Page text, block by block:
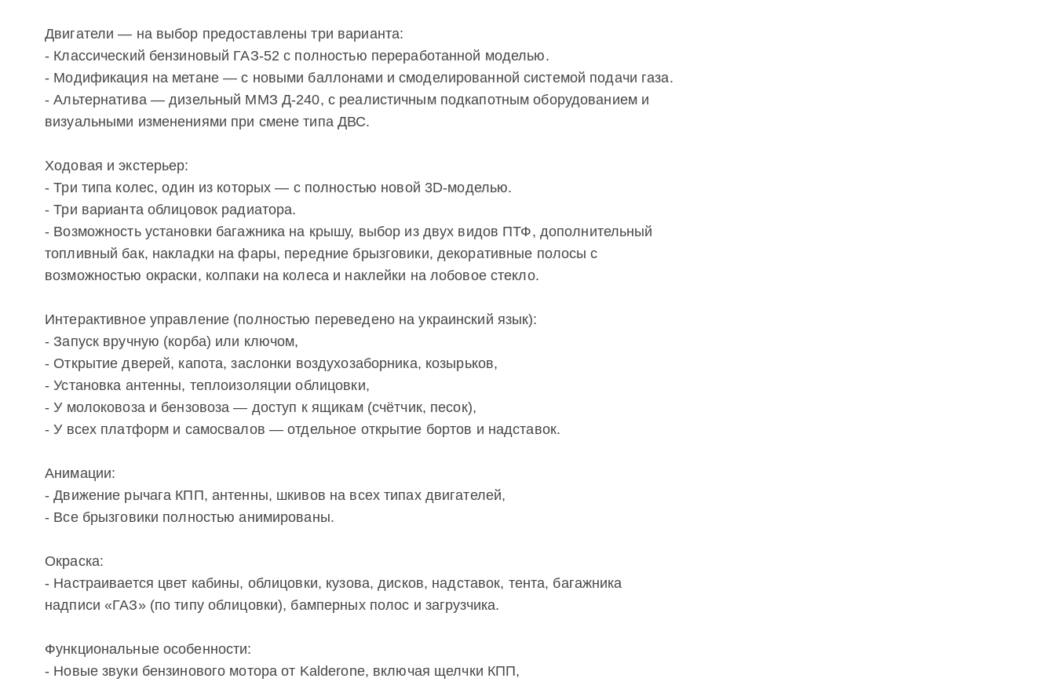
Двигатели — на выбор предоставлены три варианта:
- Классический бензиновый ГАЗ-52 с полностью переработанной моделью.
- Модификация на метане — с новыми баллонами и смоделированной системой подачи газа.
- Альтернатива — дизельный ММЗ Д-240, с реалистичным подкапотным оборудованием и
визуальными изменениями при смене типа ДВС.
Ходовая и экстерьер:
- Три типа колес, один из которых — с полностью новой 3D-моделью.
- Три варианта облицовок радиатора.
- Возможность установки багажника на крышу, выбор из двух видов ПТФ, дополнительный
топливный бак, накладки на фары, передние брызговики, декоративные полосы с
возможностью окраски, колпаки на колеса и наклейки на лобовое стекло.
Интерактивное управление (полностью переведено на украинский язык):
- Запуск вручную (корба) или ключом,
- Открытие дверей, капота, заслонки воздухозаборника, козырьков,
- Установка антенны, теплоизоляции облицовки,
- У молоковоза и бензовоза — доступ к ящикам (счётчик, песок),
- У всех платформ и самосвалов — отдельное открытие бортов и надставок.
Анимации:
- Движение рычага КПП, антенны, шкивов на всех типах двигателей,
- Все брызговики полностью анимированы.
Окраска:
- Настраивается цвет кабины, облицовки, кузова, дисков, надставок, тента, багажника
надписи «ГАЗ» (по типу облицовки), бамперных полос и загрузчика.
Функциональные особенности:
- Новые звуки бензинового мотора от Kalderone, включая щелчки КПП,